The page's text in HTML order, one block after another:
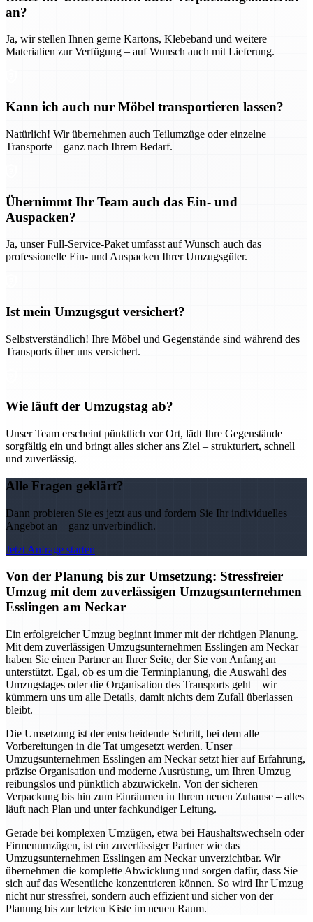
an?
Ja, wir stellen Ihnen gerne Kartons, Klebeband und weitere
Materialien zur Verfügung – auf Wunsch auch mit Lieferung.
Kann ich auch nur Möbel transportieren lassen?
Natürlich! Wir übernehmen auch Teilumzüge oder einzelne
Transporte – ganz nach Ihrem Bedarf.
Übernimmt Ihr Team auch das Ein- und
Auspacken?
Ja, unser Full-Service-Paket umfasst auf Wunsch auch das
professionelle Ein- und Auspacken Ihrer Umzugsgüter.
Ist mein Umzugsgut versichert?
Selbstverständlich! Ihre Möbel und Gegenstände sind während des
Transports über uns versichert.
Wie läuft der Umzugstag ab?
Unser Team erscheint pünktlich vor Ort, lädt Ihre Gegenstände
sorgfältig ein und bringt alles sicher ans Ziel – strukturiert, schnell
und zuverlässig.
Alle Fragen geklärt?
Dann probieren Sie es jetzt aus und fordern Sie Ihr individuelles
Angebot an – ganz unverbindlich.
Jetzt Anfrage starten
Von der Planung bis zur Umsetzung: Stressfreier
Umzug mit dem zuverlässigen Umzugsunternehmen
Esslingen am Neckar
Ein erfolgreicher Umzug beginnt immer mit der richtigen Planung.
Mit dem zuverlässigen Umzugsunternehmen Esslingen am Neckar
haben Sie einen Partner an Ihrer Seite, der Sie von Anfang an
unterstützt. Egal, ob es um die Terminplanung, die Auswahl des
Umzugstages oder die Organisation des Transports geht – wir
kümmern uns um alle Details, damit nichts dem Zufall überlassen
bleibt.
Die Umsetzung ist der entscheidende Schritt, bei dem alle
Vorbereitungen in die Tat umgesetzt werden. Unser
Umzugsunternehmen Esslingen am Neckar setzt hier auf Erfahrung,
präzise Organisation und moderne Ausrüstung, um Ihren Umzug
reibungslos und pünktlich abzuwickeln. Von der sicheren
Verpackung bis hin zum Einräumen in Ihrem neuen Zuhause – alles
läuft nach Plan und unter fachkundiger Leitung.
Gerade bei komplexen Umzügen, etwa bei Haushaltswechseln oder
Firmenumzügen, ist ein zuverlässiger Partner wie das
Umzugsunternehmen Esslingen am Neckar unverzichtbar. Wir
übernehmen die komplette Abwicklung und sorgen dafür, dass Sie
sich auf das Wesentliche konzentrieren können. So wird Ihr Umzug
nicht nur stressfrei, sondern auch effizient und sicher von der
Planung bis zur letzten Kiste im neuen Raum.